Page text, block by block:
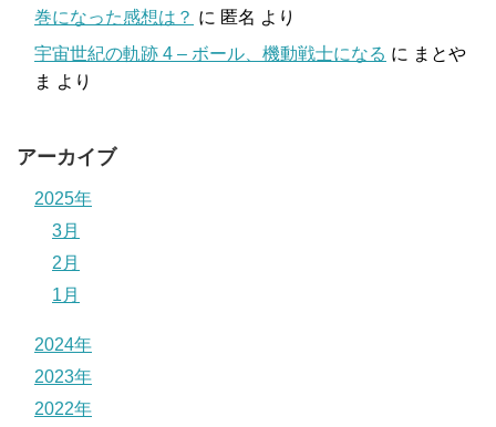
巻になった感想は？ に 匿名 より
宇宙世紀の軌跡 4 – ボール、機動戦士になる に まとや
ま より
アーカイブ
2025年
3月
2月
1月
2024年
2023年
2022年